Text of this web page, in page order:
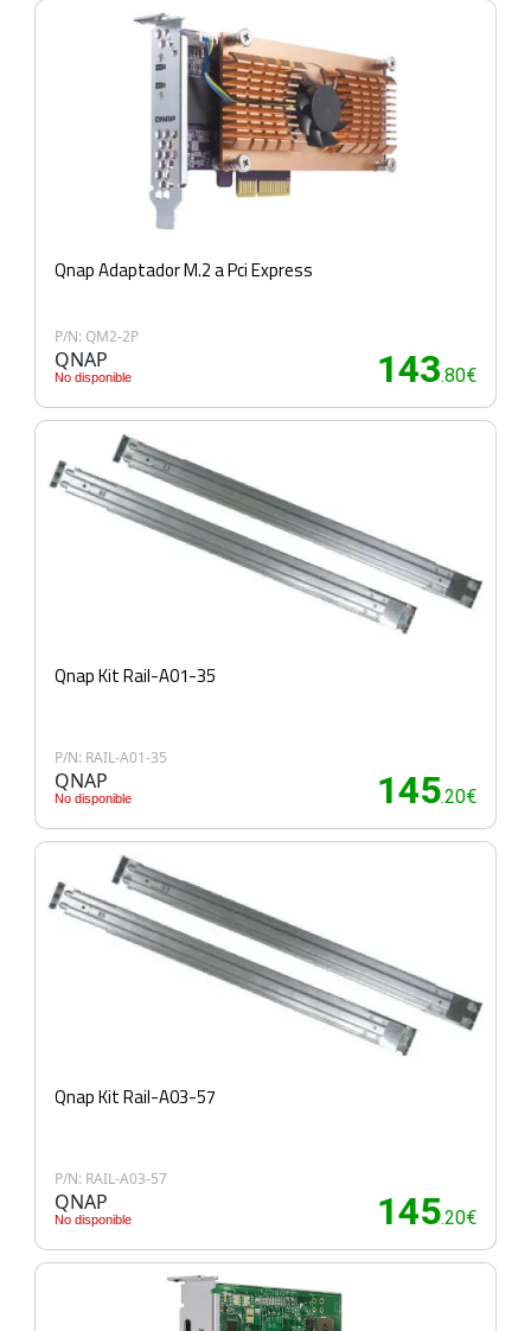
Qnap Adaptador M.2 a Pci Express
P/N: QM2-2P
QNAP
No disponible 143.80€
Qnap Kit Rail-A01-35
P/N: RAIL-A01-35
QNAP
No disponible 145.20€
Qnap Kit Rail-A03-57
P/N: RAIL-A03-57
QNAP
No disponible 145.20€